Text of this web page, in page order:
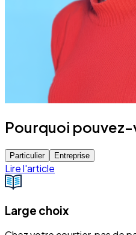
Pourquoi pouvez-
Particulier Entreprise
Lire l'article
Large choix